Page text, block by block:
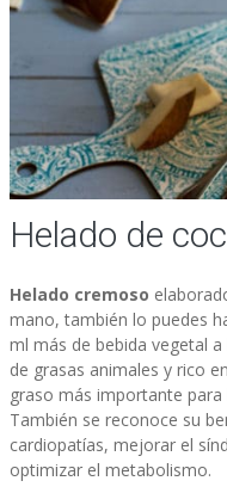
Helado de
Helado cremoso
mano, también lo puedes
ml más de bebida vegetal a
de grasas animales y rico en
graso más importante
También se reconoce su
cardiopatías, mejorar el
optimizar el metabolismo.